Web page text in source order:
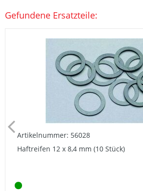
Gefundene Ersatzteile:
Artikelnummer: 56028
Haftreifen 12 x 8,4 mm (10 Stück)